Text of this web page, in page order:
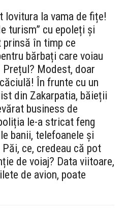
lovitura la vama de fițe!
turism” cu epoleți și
prinsă în timp ce
bărbați care voiau
Modest, doar
În frunte cu un
din Zakarpatia, băieții
business de
le-a stricat feng
banii, telefoanele și
ce, credeau că pot
de voiaj? Data viitoare,
de avion, poate